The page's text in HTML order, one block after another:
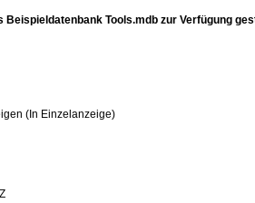
Tools.mdb zur Verfügung
(In Einzelanzeige)